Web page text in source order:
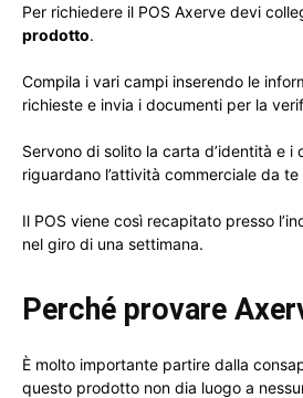
Per richiedere il POS Axerve devi
prodotto.
Compila i vari campi inserendo le
richieste e invia i documenti per la
Servono di solito la carta d’identità e i
riguardano l’attività commerciale da te
Il POS viene così recapitato presso
nel giro di una settimana.
Perché provare
È molto importante partire dalla
questo prodotto non dia luogo a